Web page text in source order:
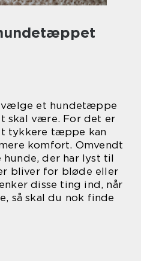
vælge et hundetæppe
skal være. For det er
tykkere tæppe kan
komfort. Omvendt
der har lyst til
bliver for bløde eller
disse ting ind, når
så skal du nok finde